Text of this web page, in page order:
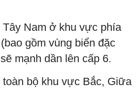
Nam ở khu vực phía
gồm vùng biển đặc
mạnh dần lên cấp 6.
toàn bộ khu vực Bắc, Giữa